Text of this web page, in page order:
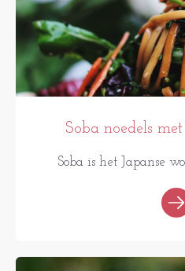
Soba noedels
Soba is het Japanse